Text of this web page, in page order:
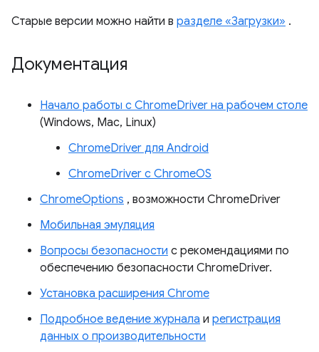
Старые версии можно найти в разделе «Загрузки» .
Документация
Начало работы с ChromeDriver на рабочем столе
(Windows, Mac, Linux)
ChromeDriver для Android
ChromeDriver с ChromeOS
ChromeOptions , возможности ChromeDriver
Мобильная эмуляция
Вопросы безопасности с рекомендациями по
обеспечению безопасности ChromeDriver.
Установка расширения Chrome
Подробное ведение журнала и регистрация
данных о производительности